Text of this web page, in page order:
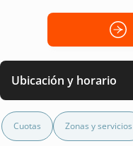
Ubicación y horario
Cuotas Zonas y servicios